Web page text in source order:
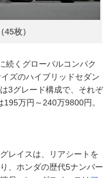
枚）
続くグローバルコンパク
ズのハイブリッドセダン
3グレード構成で、それぞ
万円～240万9800円。
レイスは、リアシートを
、ホンダの歴代5ナンバー